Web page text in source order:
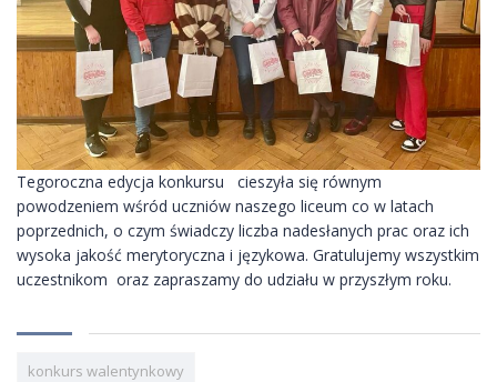
Tegoroczna edycja konkursu cieszyła się równym
powodzeniem wśród uczniów naszego liceum co w latach
poprzednich, o czym świadczy liczba nadesłanych prac oraz ich
wysoka jakość merytoryczna i językowa. Gratulujemy wszystkim
uczestnikom oraz zapraszamy do udziału w przyszłym roku.
konkurs walentynkowy